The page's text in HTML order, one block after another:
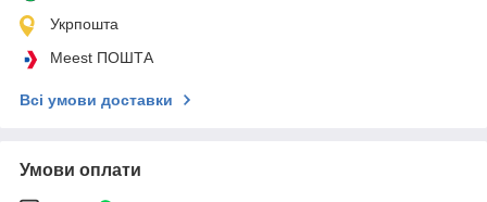
Укрпошта
Meest ПОШТА
Всі умови доставки
Умови оплати